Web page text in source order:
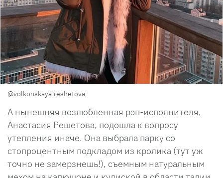
@volkonskaya.reshetova
А нынешняя возлюбленная рэп-исполнителя,
Анастасия Решетова, подошла к вопросу
утепления иначе. Она выбрала парку со
стопроцентным подкладом из кролика (тут уж
точно не замерзнешь!), съемным натуральным